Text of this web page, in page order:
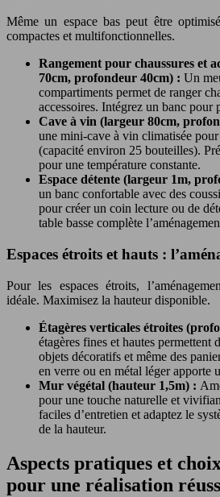
Même un espace bas peut être
compactes et multifonctionnelles.
Rangement pour chaussures et
70cm, profondeur 40cm) : Un
compartiments permet de ranger
accessoires. Intégrez un banc pour
Cave à vin (largeur 80cm,
une mini-cave à vin climatisée
(capacité environ 25 bouteilles).
pour une température constante.
Espace détente (largeur 1m,
un banc confortable avec des
pour créer un coin lecture ou de
table basse complète
Espaces étroits et hauts :
Pour les espaces étroits,
idéale. Maximisez la hauteur disponible.
Étagères verticales étroites
étagères fines et hautes permettent
objets décoratifs et même des
en verre ou en métal léger apporte
Mur végétal (hauteur 1,5m) :
pour une touche naturelle et
faciles d’entretien et adaptez le
de la hauteur.
Aspects pratiques et
pour une réalisation